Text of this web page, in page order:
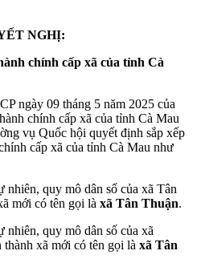
NGHỊ:
chính cấp xã của tỉnh Cà
ngày 09 tháng 5 năm 2025 của
chính cấp xã của tỉnh Cà Mau
vụ Quốc hội quyết định sắp xếp
cấp xã của tỉnh Cà Mau như
nhiên, quy mô dân số của xã Tân
mới có tên gọi là xã Tân Thuận.
nhiên, quy mô dân số của xã
xã mới có tên gọi là xã Tân